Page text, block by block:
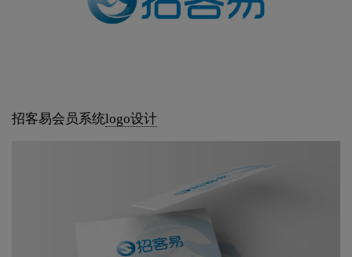
招客易会员系统logo设计